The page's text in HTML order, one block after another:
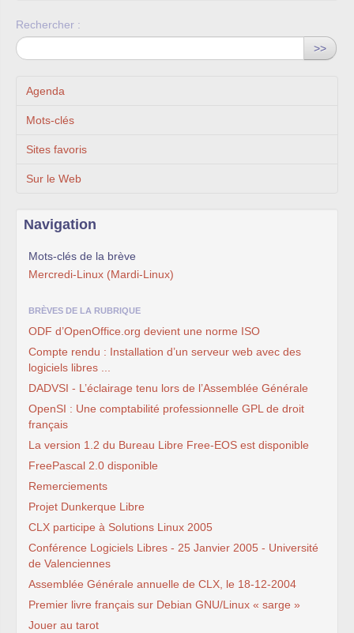
Rechercher :
>>
Agenda
Mots-clés
Sites favoris
Sur le Web
Navigation
Mots-clés de la brève
Mercredi-Linux (Mardi-Linux)
BRÈVES DE LA RUBRIQUE
ODF d’OpenOffice.org devient une norme ISO
Compte rendu : Installation d’un serveur web avec des
logiciels libres ...
DADVSI - L’éclairage tenu lors de l’Assemblée Générale
OpenSI : Une comptabilité professionnelle GPL de droit
français
La version 1.2 du Bureau Libre Free-EOS est disponible
FreePascal 2.0 disponible
Remerciements
Projet Dunkerque Libre
CLX participe à Solutions Linux 2005
Conférence Logiciels Libres - 25 Janvier 2005 - Université
de Valenciennes
Assemblée Générale annuelle de CLX, le 18-12-2004
Premier livre français sur Debian GNU/Linux « sarge »
Jouer au tarot